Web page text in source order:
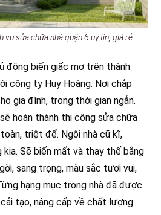
vụ sửa chữa nhà quận 6 uy tín, giá rẻ
động biến giấc mơ trên thành
công ty Huy Hoàng. Nơi chắp
gia đình, trong thời gian ngắn.
hoàn thành thi công sửa chữa
toàn, triệt để. Ngôi nhà cũ kĩ,
kia. Sẽ biến mất và thay thế bằng
sang trọng, màu sắc tươi vui,
hạng mục trong nhà đã được
tạo, nâng cấp về chất lượng.